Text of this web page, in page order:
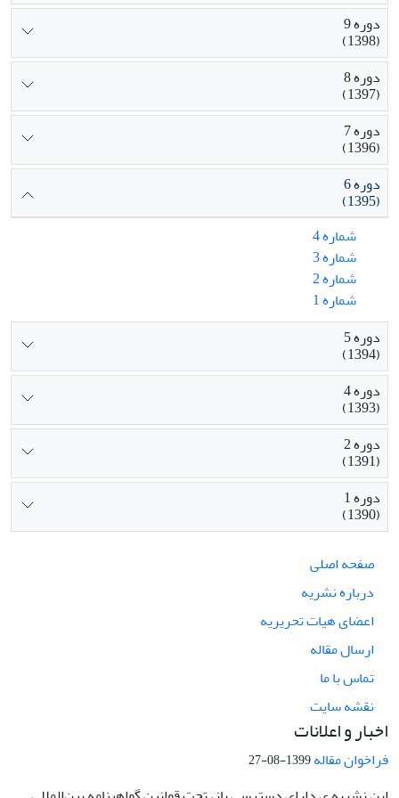
دوره 9
(1398)
دوره 8
(1397)
دوره 7
(1396)
دوره 6
(1395)
شماره 4
شماره 3
شماره 2
شماره 1
دوره 5
(1394)
دوره 4
(1393)
دوره 2
(1391)
دوره 1
(1390)
صفحه اصلی
درباره نشریه
اعضای هیات تحریریه
ارسال مقاله
تماس با ما
نقشه سایت
اخبار و اعلانات
فراخوان مقاله1399-08-27